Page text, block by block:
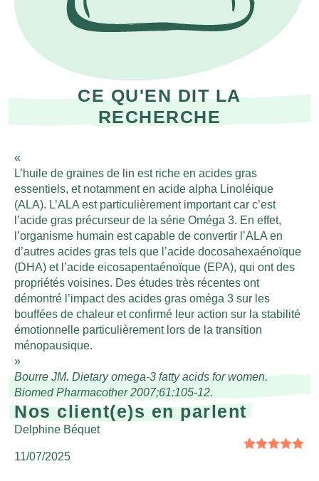
CE QU'EN DIT LA
RECHERCHE
L’huile de graines de lin est riche en acides gras
essentiels, et notamment en acide alpha Linoléique
(ALA). L’ALA est particulièrement important car c’est
l’acide gras précurseur de la série Oméga 3. En effet,
l’organisme humain est capable de convertir l’ALA en
d’autres acides gras tels que l’acide docosahexaénoïque
(DHA) et l’acide eicosapentaénoïque (EPA), qui ont des
propriétés voisines. Des études très récentes ont
démontré l’impact des acides gras oméga 3 sur les
bouffées de chaleur et confirmé leur action sur la stabilité
émotionnelle particulièrement lors de la transition
ménopausique.
Bourre JM. Dietary omega-3 fatty acids for women.
Biomed Pharmacother 2007;61:105-12.
Nos client(e)s en parlent
Delphine Béquet
11/07/2025